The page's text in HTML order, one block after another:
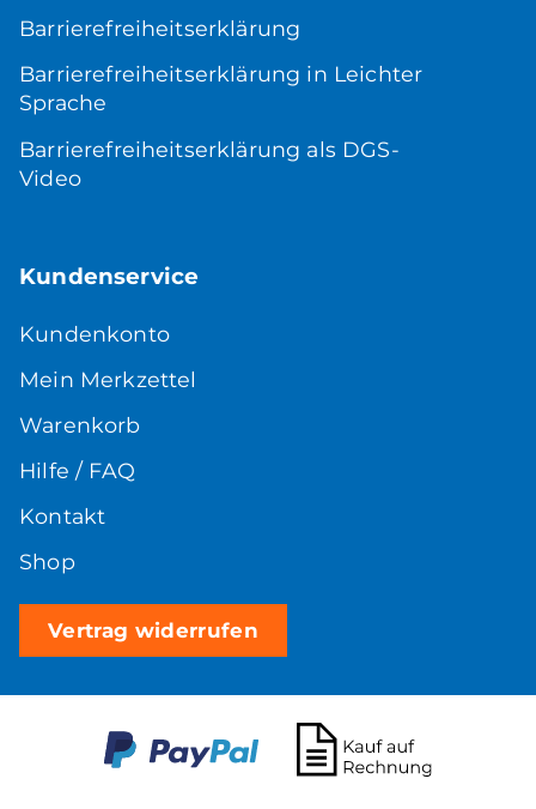
Barrierefreiheitserklärung
Barrierefreiheitserklärung in Leichter
Sprache
Barrierefreiheitserklärung als DGS-
Video
Kundenservice
Kundenkonto
Mein Merkzettel
Warenkorb
Hilfe / FAQ
Kontakt
Shop
Vertrag widerrufen